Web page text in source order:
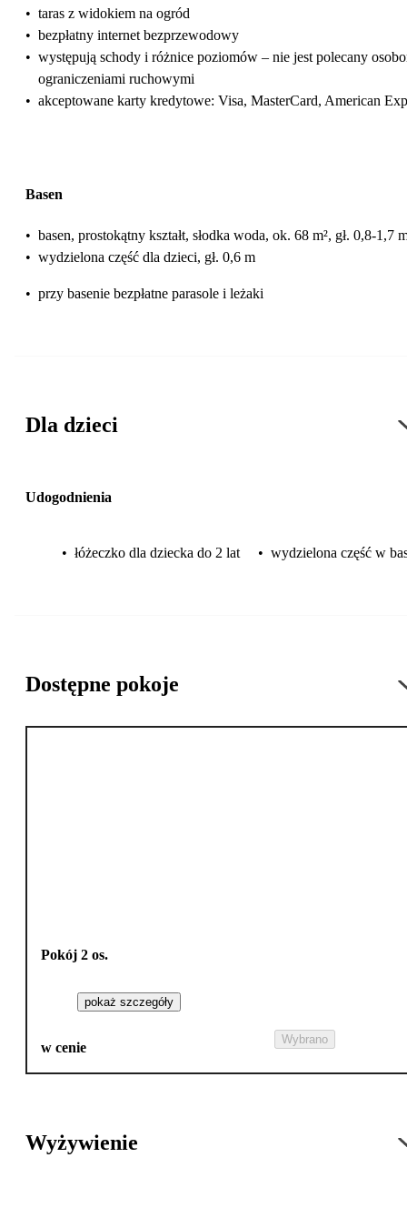
• taras z widokiem na ogród
• bezpłatny internet bezprzewodowy
• występują schody i różnice poziomów – nie jest polecany
ograniczeniami ruchowymi
• akceptowane karty kredytowe: Visa, MasterCard, American
Basen
• basen, prostokątny kształt, słodka woda, ok. 68 m², gł. 0,8-1,7
• wydzielona część dla dzieci, gł. 0,6 m
• przy basenie bezpłatne parasole i leżaki
Dla dzieci
Udogodnienia
• łóżeczko dla dziecka do 2 lat • wydzielona część w
Dostępne pokoje
Pokój 2 os.
pokaż szczegóły
w cenie
Wybrano
Wyżywienie